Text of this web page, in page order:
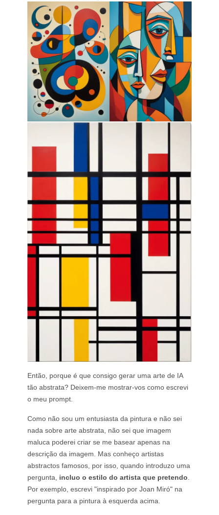
Então, porque é que consigo gerar uma arte de IA
tão abstrata? Deixem-me mostrar-vos como escrevi
o meu prompt.
Como não sou um entusiasta da pintura e não sei
nada sobre arte abstrata, não sei que imagem
maluca poderei criar se me basear apenas na
descrição da imagem. Mas conheço artistas
abstractos famosos, por isso, quando introduzo uma
pergunta, incluo o estilo do artista que pretendo.
Por exemplo, escrevi "inspirado por Joan Miró" na
pergunta para a pintura à esquerda acima.